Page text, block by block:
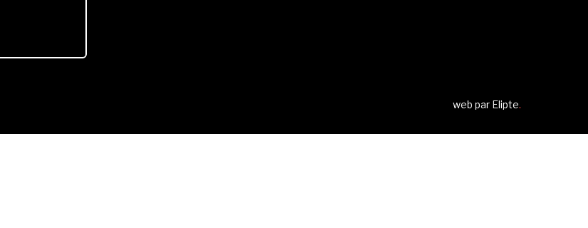
web par Elipte.